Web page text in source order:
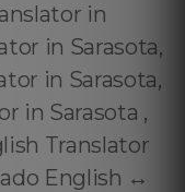
in
in Sarasota,
in Sarasota,
in Sarasota ,
Translator
English ↔️